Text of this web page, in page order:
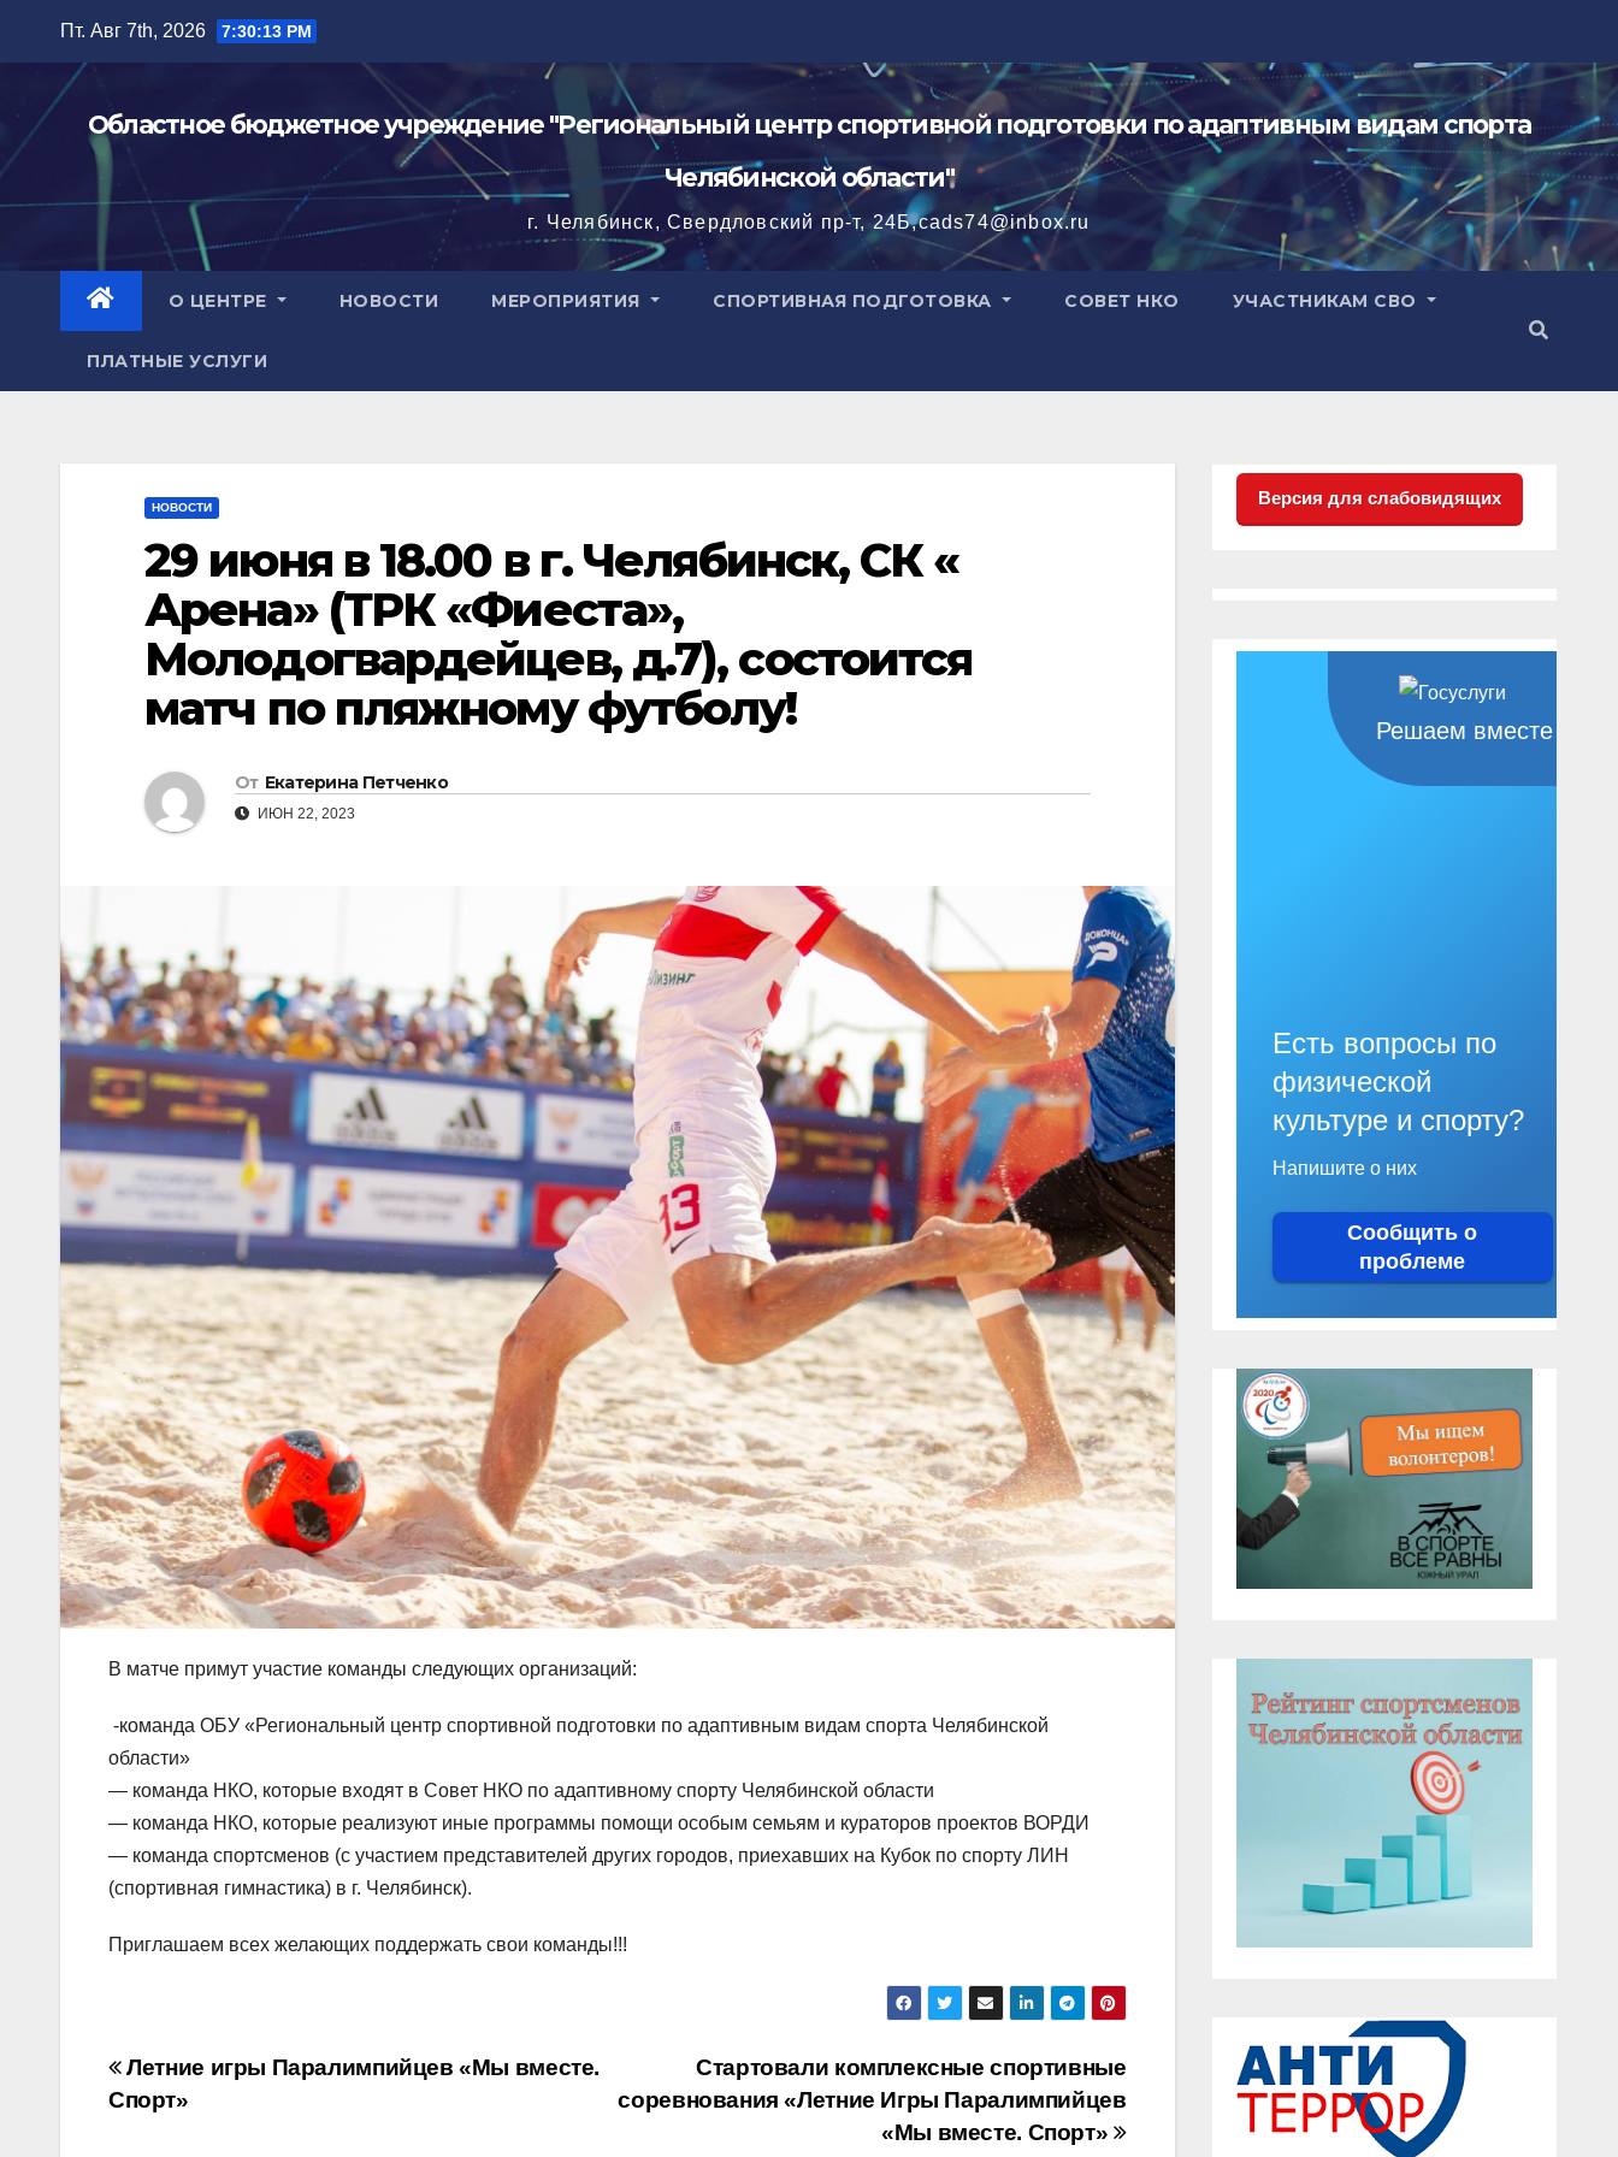
содержимому
Пт. Авг 7th, 2026 7:30:14 PM
Областное бюджетное учреждение "Региональный центр спортивной подготовки по адаптивным видам спорта
Челябинской области"
г. Челябинск, Свердловский пр-т, 24Б,cads74@inbox.ru
О ЦЕНТРЕ НОВОСТИ МЕРОПРИЯТИЯ СПОРТИВНАЯ ПОДГОТОВКА СОВЕТ НКО УЧАСТНИКАМ СВО
ПЛАТНЫЕ УСЛУГИ
НОВОСТИ
29 июня в 18.00 в г. Челябинск, СК «
Арена» (ТРК «Фиеста»,
Молодогвардейцев, д.7), состоится
матч по пляжному футболу!
От Екатерина Петченко
ИЮН 22, 2023
В матче примут участие команды следующих организаций:
-команда ОБУ «Региональный центр спортивной подготовки по адаптивным видам спорта Челябинской
области»
— команда НКО, которые входят в Совет НКО по адаптивному спорту Челябинской области
— команда НКО, которые реализуют иные программы помощи особым семьям и кураторов проектов ВОРДИ
— команда спортсменов (с участием представителей других городов, приехавших на Кубок по спорту ЛИН
(спортивная гимнастика) в г. Челябинск).
Приглашаем всех желающих поддержать свои команды!!!
Навигация
по
Стартовали комплексные спортивные
соревнования «Летние Игры Паралимпийцев
«Мы вместе. Спорт»
Летние игры Паралимпийцев «Мы вместе.
Спорт»
Версия для слабовидящих
Решаем вместе
Есть вопросы по
физической
культуре и спорту?
Напишите о них
Сообщить о
проблеме